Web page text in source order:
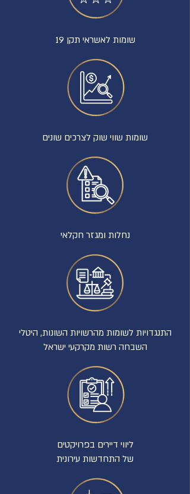
שומות לאשראי תקן 19
שומות שווי שוק לצרכים שונים
נחלות ומגזר חקלאי
התנגדויות לשומות מהרשויות השונות, היטלי
השבחה רשות מקרקעי ישראל
ליווי דיירים בפרויקטים
של התחדשות עירונית